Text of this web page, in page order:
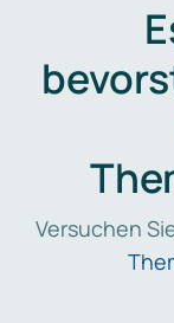
Versuchen